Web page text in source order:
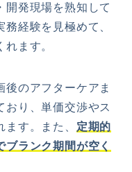
開発現場を熟知して
経験を見極めて、
ます。
のアフターケアま
おり、単価交渉やス
す。また、 定期的
ランク期間が空く